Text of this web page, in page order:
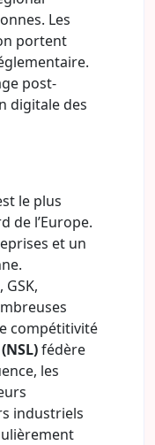
Les
portent
post-
digitale des
le plus
de l’Europe.
et un
compétitivité
fédère
les
industriels